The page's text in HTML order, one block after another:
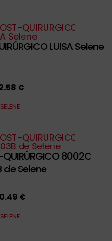
LUISA Selene
€
SELENE
8002C
de Selene
€
SELENE